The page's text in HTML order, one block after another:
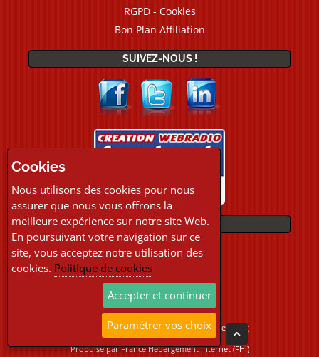
RGPD - Cookies
Bon Plan Affiliation
SUIVEZ-NOUS !
PAIEMENTS
Copyright © 2026 Location Webradio Streaming
Tous droits réservés
Propulsé parFrance Hebergement Internet (FHI)
Cookies
Nous utilisons des cookies pour nous
assurer que nous vous offrons la
meilleure expérience sur notre site Web.
En poursuivant votre navigation sur ce
site, vous acceptez notre utilisation des
cookies. Politique de cookies
Accepter et continuer
Paramétrer vos choix